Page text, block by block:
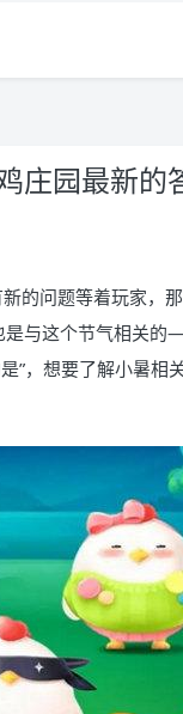
庄园最新的
的问题等着玩家，
与这个节气相关的
，想要了解小暑相